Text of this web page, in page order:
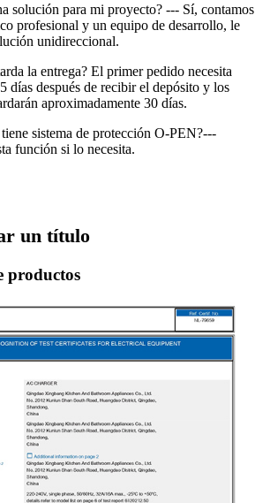
solución para mi proyecto? --- Sí, contamos
profesional y un equipo de desarrollo, le
unidireccional.
la entrega? El primer pedido necesita
días después de recibir el depósito y los
aproximadamente 30 días.
sistema de protección O-PEN?---
función si lo necesita.
un título
productos